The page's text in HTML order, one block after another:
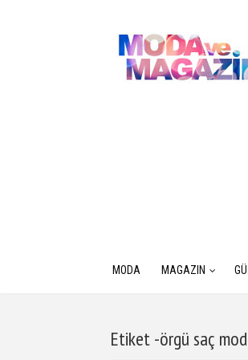
MODA MAGAZIN
Etiket -örgü saç